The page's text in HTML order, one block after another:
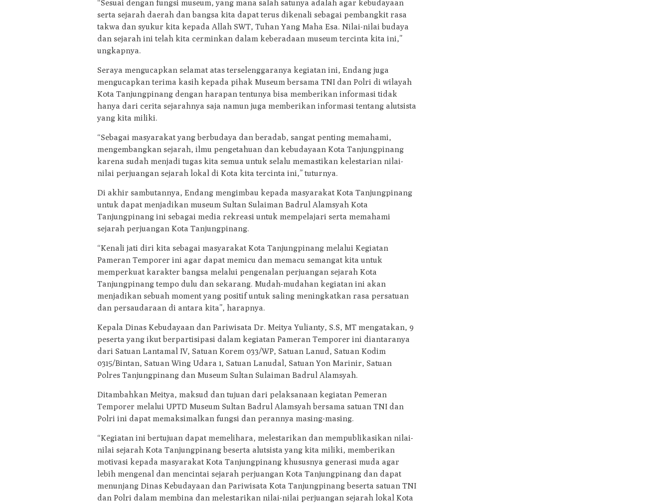
“Sesuai dengan fungsi museum, yang mana salah satunya adalah agar kebudayaan
serta sejarah daerah dan bangsa kita dapat terus dikenali sebagai pembangkit rasa
takwa dan syukur kita kepada Allah SWT, Tuhan Yang Maha Esa. Nilai-nilai budaya
dan sejarah ini telah kita cerminkan dalam keberadaan museum tercinta kita ini,”
ungkapnya.
Seraya mengucapkan selamat atas terselenggaranya kegiatan ini, Endang juga
mengucapkan terima kasih kepada pihak Museum bersama TNI dan Polri di wilayah
Kota Tanjungpinang dengan harapan tentunya bisa memberikan informasi tidak
hanya dari cerita sejarahnya saja namun juga memberikan informasi tentang alutsista
yang kita miliki.
“Sebagai masyarakat yang berbudaya dan beradab, sangat penting memahami,
mengembangkan sejarah, ilmu pengetahuan dan kebudayaan Kota Tanjungpinang
karena sudah menjadi tugas kita semua untuk selalu memastikan kelestarian nilai-
nilai perjuangan sejarah lokal di Kota kita tercinta ini,” tuturnya.
Di akhir sambutannya, Endang mengimbau kepada masyarakat Kota Tanjungpinang
untuk dapat menjadikan museum Sultan Sulaiman Badrul Alamsyah Kota
Tanjungpinang ini sebagai media rekreasi untuk mempelajari serta memahami
sejarah perjuangan Kota Tanjungpinang.
“Kenali jati diri kita sebagai masyarakat Kota Tanjungpinang melalui Kegiatan
Pameran Temporer ini agar dapat memicu dan memacu semangat kita untuk
memperkuat karakter bangsa melalui pengenalan perjuangan sejarah Kota
Tanjungpinang tempo dulu dan sekarang. Mudah-mudahan kegiatan ini akan
menjadikan sebuah moment yang positif untuk saling meningkatkan rasa persatuan
dan persaudaraan di antara kita”, harapnya.
Kepala Dinas Kebudayaan dan Pariwisata Dr. Meitya Yulianty, S.S, MT mengatakan, 9
peserta yang ikut berpartisipasi dalam kegiatan Pameran Temporer ini diantaranya
dari Satuan Lantamal IV, Satuan Korem 033/WP, Satuan Lanud, Satuan Kodim
0315/Bintan, Satuan Wing Udara 1, Satuan Lanudal, Satuan Yon Marinir, Satuan
Polres Tanjungpinang dan Museum Sultan Sulaiman Badrul Alamsyah.
Ditambahkan Meitya, maksud dan tujuan dari pelaksanaan kegiatan Pemeran
Temporer melalui UPTD Museum Sultan Badrul Alamsyah bersama satuan TNI dan
Polri ini dapat memaksimalkan fungsi dan perannya masing-masing.
“Kegiatan ini bertujuan dapat memelihara, melestarikan dan mempublikasikan nilai-
nilai sejarah Kota Tanjungpinang beserta alutsista yang kita miliki, memberikan
motivasi kepada masyarakat Kota Tanjungpinang khususnya generasi muda agar
lebih mengenal dan mencintai sejarah perjuangan Kota Tanjungpinang dan dapat
menunjang Dinas Kebudayaan dan Pariwisata Kota Tanjungpinang beserta satuan TNI
dan Polri dalam membina dan melestarikan nilai-nilai perjuangan sejarah lokal Kota